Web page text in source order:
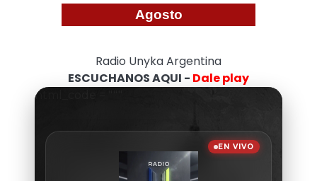
Agosto
Radio Unyka Argentina
ESCUCHANOS AQUI - Dale play